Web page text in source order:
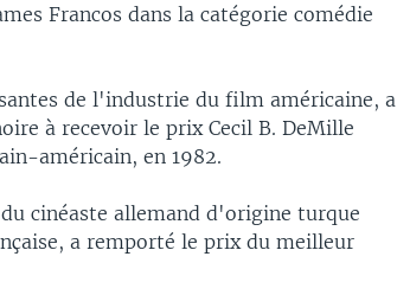
Francos dans la catégorie comédie
de l'industrie du film américaine, a
à recevoir le prix Cecil B. DeMille
américain, en 1982.
cinéaste allemand d'origine turque
a remporté le prix du meilleur